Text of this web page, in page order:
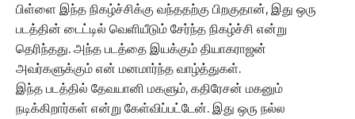
பிள்ளை இந்த நிகழ்ச்சிக்கு வந்ததற்கு பிறகுதான், இது ஒரு
படத்தின் டைட்டில் வெளியீடும் சேர்ந்த நிகழ்ச்சி என்று
தெரிந்தது. அந்த படத்தை இயக்கும் தியாகராஜன்
அவர்களுக்கும் என் மனமார்ந்த வாழ்த்துகள்.
இந்த படத்தில் தேவயானி மகளும், கதிரேசன் மகனும்
நடிக்கிறார்கள் என்று கேள்விப்பட்டேன். இது ஒரு நல்ல